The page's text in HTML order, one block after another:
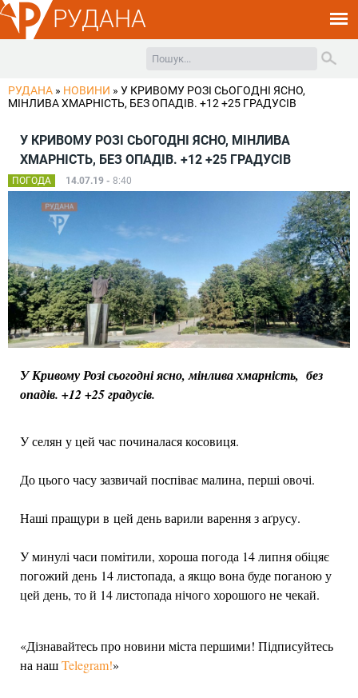
РУДАНА
РУДАНА » НОВИНИ » У КРИВОМУ РОЗІ СЬОГОДНІ ЯСНО,
МІНЛИВА ХМАРНІСТЬ, БЕЗ ОПАДІВ. +12 +25 ГРАДУСІВ
У КРИВОМУ РОЗІ СЬОГОДНІ ЯСНО, МІНЛИВА
ХМАРНІСТЬ, БЕЗ ОПАДІВ. +12 +25 ГРАДУСІВ
ПОГОДА 14.07.19 - 8:40
У Кривому Розі сьогодні ясно, мінлива хмарність, без
опадів. +12 +25 градусів.
У селян у цей час починалася косовиця.
До цього часу зазвичай поспіває малина, перші овочі.
Наші пращури в цей день варили варення з аґрусу.
У минулі часи помітили, хороша погода 14 липня обіцяє
погожий день 14 листопада, а якщо вона буде поганою у
цей день, то й 14 листопада нічого хорошого не чекай.
«Дізнавайтесь про новини міста першими! Підписуйтесь
на нашTelegram!»